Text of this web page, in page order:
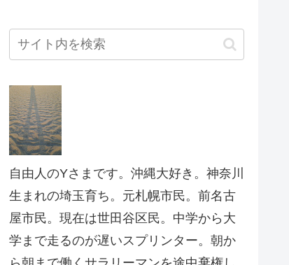
自由人のYさまです。沖縄大好き。神奈川
生まれの埼玉育ち。元札幌市民。前名古
屋市民。現在は世田谷区民。中学から大
学まで走るのが遅いスプリンター。朝か